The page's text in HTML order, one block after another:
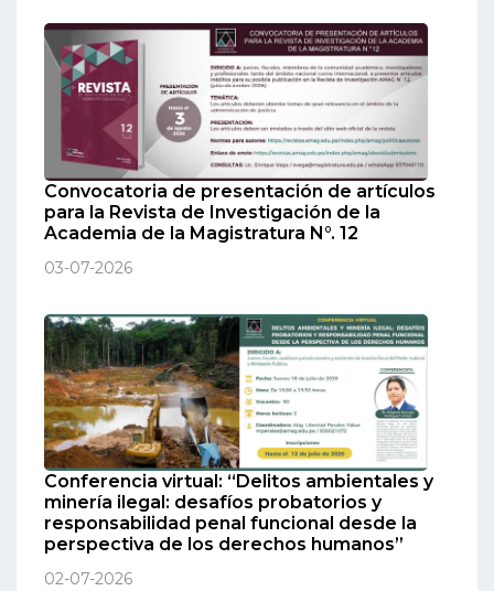
Convocatoria de presentación de artículos
para la Revista de Investigación de la
Academia de la Magistratura N°. 12
03-07-2026
Conferencia virtual: “Delitos ambientales y
minería ilegal: desafíos probatorios y
responsabilidad penal funcional desde la
perspectiva de los derechos humanos”
02-07-2026